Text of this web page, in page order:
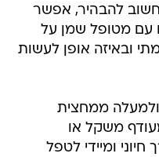
להבהיר, אפשר
עם מטופל שמן על
ובאיזה אופן לעשות
ממחצית
משקל או
ומיידי לטפל